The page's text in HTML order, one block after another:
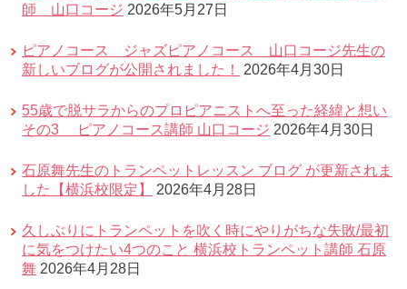
師 山口コージ 2026年5月27日
ピアノコース ジャズピアノコース 山口コージ先生の
新しいブログが公開されました！
2026年4月30日
55歳で脱サラからのプロピアニストへ至った経緯と想い
その3 ピアノコース講師 山口コージ 2026年4月30日
石原舞先生のトランペットレッスン ブログ が更新されま
した【横浜校限定】
2026年4月28日
久しぶりにトランペットを吹く時にやりがちな失敗/最初
に気をつけたい4つのこと 横浜校トランペット講師 石原
舞 2026年4月28日